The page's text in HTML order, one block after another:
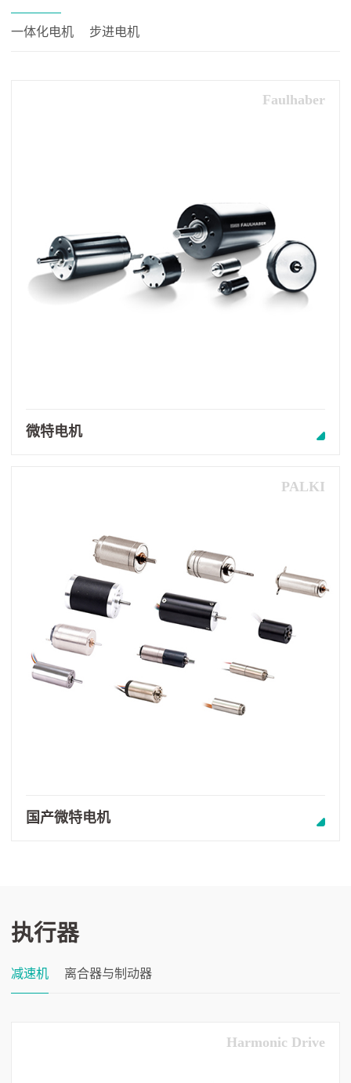
一体化电机 步进电机
Faulhaber
微特电机
PALKI
国产微特电机
执行器
减速机 离合器与制动器
Harmonic Drive